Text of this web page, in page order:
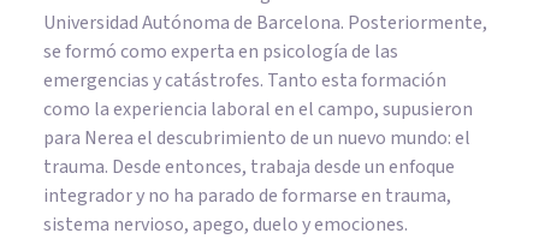
Universidad Autónoma de Barcelona. Posteriormente,
se formó como experta en psicología de las
emergencias y catástrofes. Tanto esta formación
como la experiencia laboral en el campo, supusieron
para Nerea el descubrimiento de un nuevo mundo: el
trauma. Desde entonces, trabaja desde un enfoque
integrador y no ha parado de formarse en trauma,
sistema nervioso, apego, duelo y emociones.